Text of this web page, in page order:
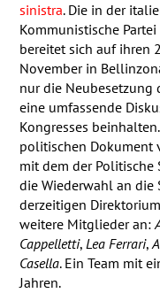
sinistra. Die in der
Kommunistische
bereitet sich auf ihren
November in
nur die Neubesetzung
eine umfassende
Kongresses
politischen Dokument
mit dem der Politische
die Wiederwahl an die
derzeitigen
weitere Mitglieder an:
Cappelletti, Lea Ferrari,
Casella. Ein Team mit
Jahren.